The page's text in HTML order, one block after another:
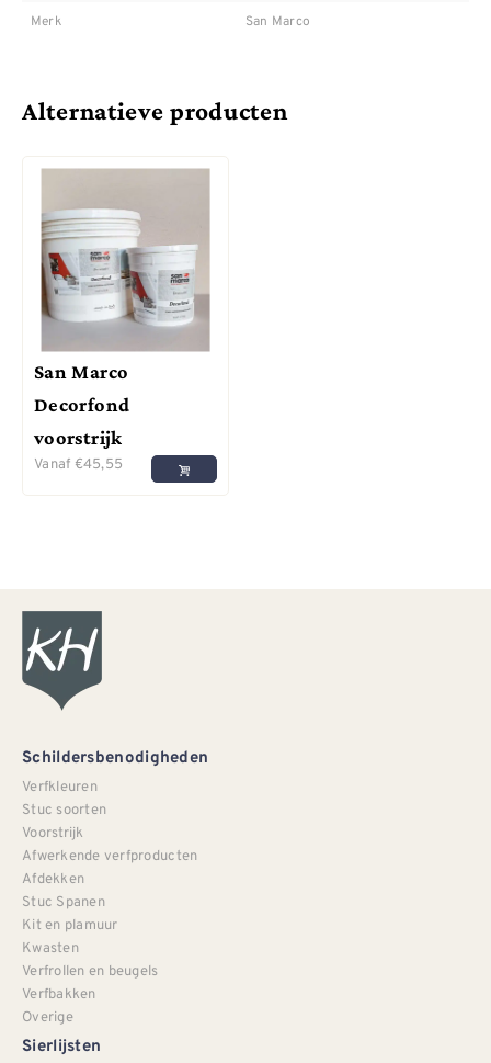
Merk San Marco
Alternatieve producten
San Marco
Decorfond
voorstrijk
Vanaf €45,55
Schildersbenodigheden
Verfkleuren
Stuc soorten
Voorstrijk
Afwerkende verfproducten
Afdekken
Stuc Spanen
Kit en plamuur
Kwasten
Verfrollen en beugels
Verfbakken
Overige
Sierlijsten